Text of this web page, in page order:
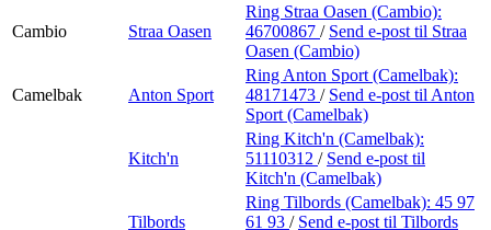
Cambio Straa Oasen
Ring Straa Oasen (Cambio):
46700867 / Send e-post til Straa
Oasen (Cambio)
Camelbak Anton Sport
Ring Anton Sport (Camelbak):
48171473 / Send e-post til Anton
Sport (Camelbak)
Kitch'n
Ring Kitch'n (Camelbak):
51110312 / Send e-post til
Kitch'n (Camelbak)
Tilbords
Ring Tilbords (Camelbak): 45 97
61 93 / Send e-post til Tilbords